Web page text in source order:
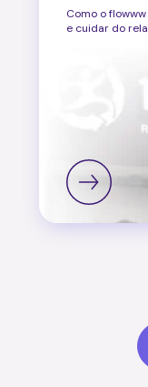
Como o
e cuidar do